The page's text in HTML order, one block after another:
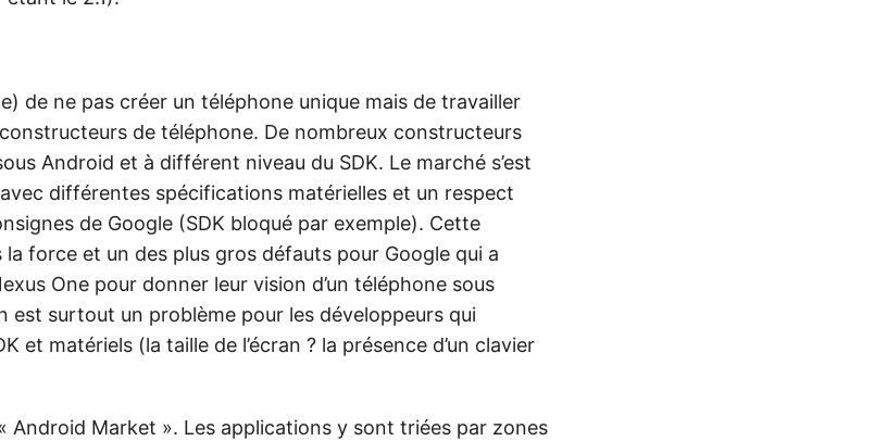
de ne pas créer un téléphone unique mais de travailler
de téléphone. De nombreux constructeurs
Android et à différent niveau du SDK. Le marché s’est
différentes spécifications matérielles et un respect
de Google (SDK bloqué par exemple). Cette
force et un des plus gros défauts pour Google qui a
One pour donner leur vision d’un téléphone sous
est surtout un problème pour les développeurs qui
et matériels (la taille de l’écran ? la présence d’un clavier
Android Market ». Les applications y sont triées par zones